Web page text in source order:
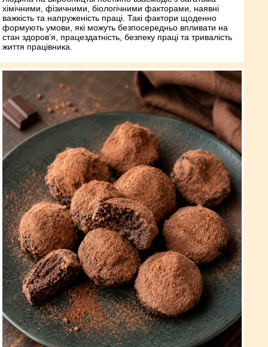
хімічними, фізичними, біологічними факторами, наявні
важкість та напруженість праці. Такі фактори щоденно
формують умови, які можуть безпосередньо впливати на
стан здоров’я, працездатність, безпеку праці та тривалість
життя працівника.